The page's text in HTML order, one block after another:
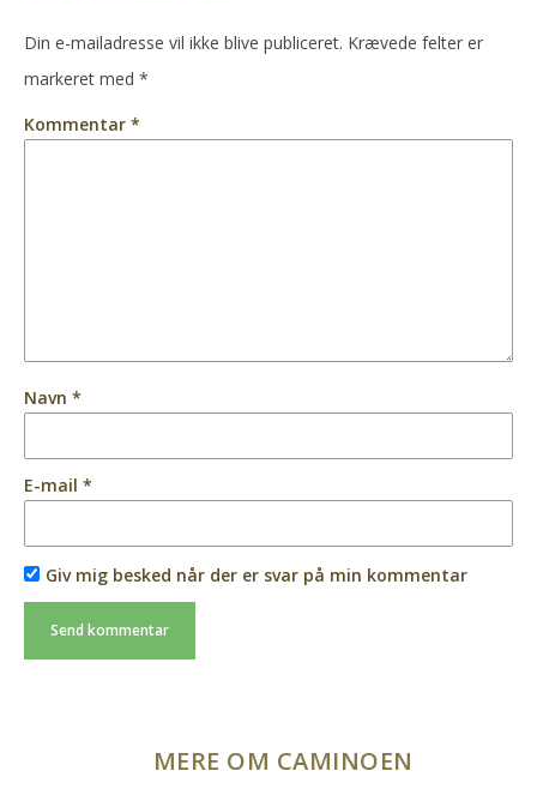
Din e-mailadresse vil ikke blive publiceret. Krævede felter er
markeret med *
Kommentar *
Navn *
E-mail *
Giv mig besked når der er svar på min kommentar
MERE OM CAMINOEN